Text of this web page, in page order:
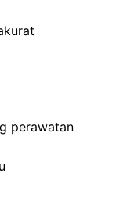
perawatan